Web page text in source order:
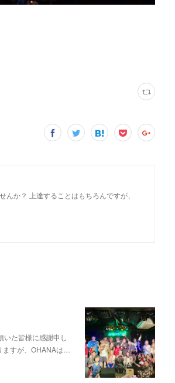
か？ 上達することはもちろんですが、
た皆様に感謝申し
すが、OHANAは…